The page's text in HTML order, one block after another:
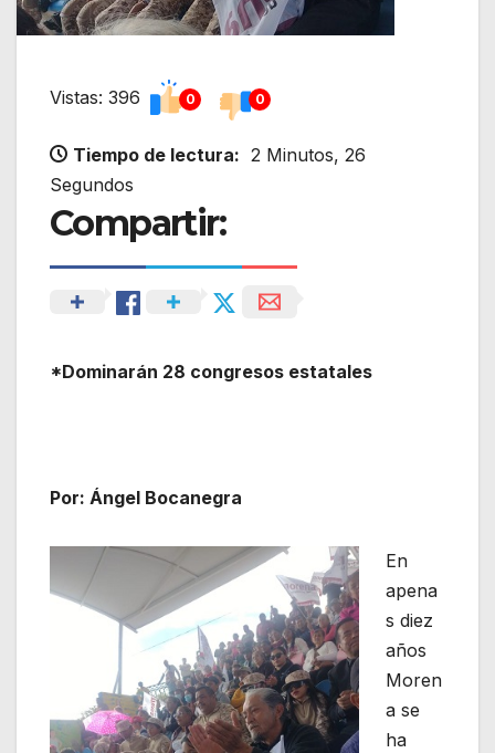
Vistas: 396 0 0
Tiempo de lectura: 2 Minutos, 26
Segundos
Compartir:
*Dominarán 28 congresos estatales
Por: Ángel Bocanegra
En
apena
s diez
años
Moren
a se
ha